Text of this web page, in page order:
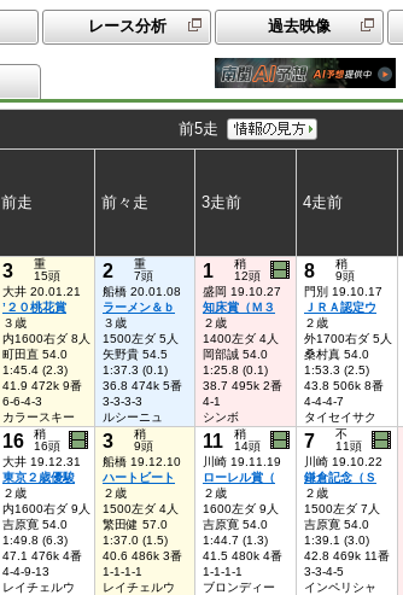
レース分析 過去映像
前5走
前走 前々走 3走前 4走前
3
重
15頭
大井 20.01.21
’２０桃花賞
３歳
内1600右ダ 8人
町田直 54.0
1:45.4 (2.3)
41.9 472k 9番
6-6-4-3
カラースキー
2
重
7頭
船橋 20.01.08
ラーメン＆ｂ
３歳
1500左ダ 5人
矢野貴 54.5
1:37.3 (0.1)
36.8 474k 5番
3-3-3-3
ルシーニュ
1
稍
12頭
盛岡 19.10.27
知床賞（Ｍ３
２歳
1400左ダ 4人
岡部誠 54.0
1:25.8 (0.1)
38.7 495k 2番
4-1
シンボ
8
稍
9頭
門別 19.10.17
ＪＲＡ認定ウ
２歳
外1700右ダ 5人
桑村真 54.0
1:53.3 (2.5)
43.8 506k 8番
4-4-4-7
タイセイサク
16
稍
16頭
大井 19.12.31
東京２歳優駿
２歳
内1600右ダ 9人
吉原寛 54.0
1:49.8 (6.3)
47.1 476k 4番
4-4-9-13
レイチェルウ
3
稍
9頭
船橋 19.12.10
ハートビート
２歳
1500左ダ 4人
繁田健 57.0
1:37.0 (1.5)
40.6 486k 3番
1-1-1-1
レイチェルウ
11
稍
14頭
川崎 19.11.19
ローレル賞（
２歳
1600左ダ 9人
吉原寛 54.0
1:44.7 (1.3)
41.5 480k 4番
1-1-1-1
ブロンディー
7
不
11頭
川崎 19.10.22
鎌倉記念（Ｓ
２歳
1500左ダ 7人
吉原寛 54.0
1:39.1 (3.0)
42.8 469k 11番
3-3-4-5
インペリシャ